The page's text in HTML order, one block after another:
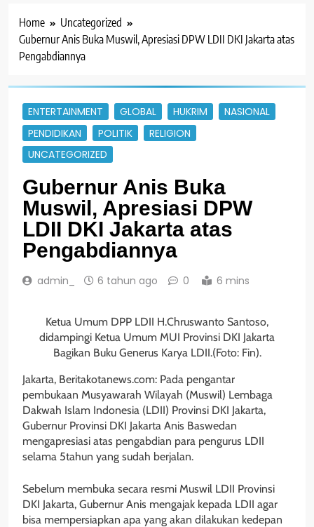
Home
Uncategorized
Gubernur Anis Buka Muswil, Apresiasi DPW LDII DKI Jakarta atas
Pengabdiannya
ENTERTAINMENT GLOBAL HUKRIM
NASIONAL
PENDIDIKAN
POLITIK
RELIGION
UNCATEGORIZED
Gubernur Anis Buka
Muswil, Apresiasi DPW
LDII DKI Jakarta atas
Pengabdiannya
admin_ 6 tahun ago 0 6 mins
Ketua Umum DPP LDII H.Chruswanto Santoso,
didampingi Ketua Umum MUI Provinsi DKI Jakarta
Bagikan Buku Generus Karya LDII.(Foto: Fin).
Jakarta, Beritakotanews.com: Pada pengantar
pembukaan Musyawarah Wilayah (Muswil) Lembaga
Dakwah Islam Indonesia (LDII) Provinsi DKI Jakarta,
Gubernur Provinsi DKI Jakarta Anis Baswedan
mengapresiasi atas pengabdian para pengurus LDII
selama 5tahun yang sudah berjalan.
Sebelum membuka secara resmi Muswil LDII Provinsi
DKI Jakarta, Gubernur Anis mengajak kepada LDII agar
bisa mempersiapkan apa yang akan dilakukan kedepan